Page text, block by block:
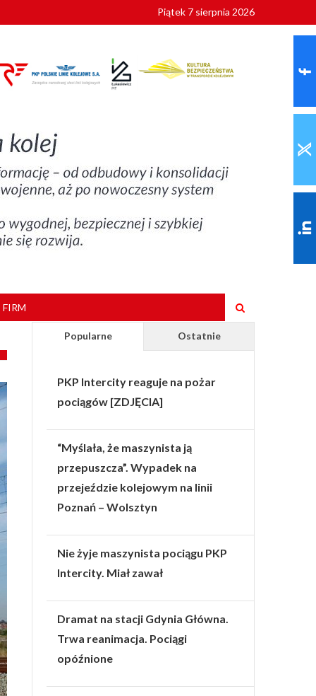
Piątek 7 sierpnia 2026
Popularne Ostatnie
PKP Intercity reaguje na pożar
pociągów [ZDJĘCIA]
“Myślała, że maszynista ją
przepuszcza”. Wypadek na
przejeździe kolejowym na linii
Poznań – Wolsztyn
Nie żyje maszynista pociągu PKP
Intercity. Miał zawał
Dramat na stacji Gdynia Główna.
Trwa reanimacja. Pociągi
opóźnione